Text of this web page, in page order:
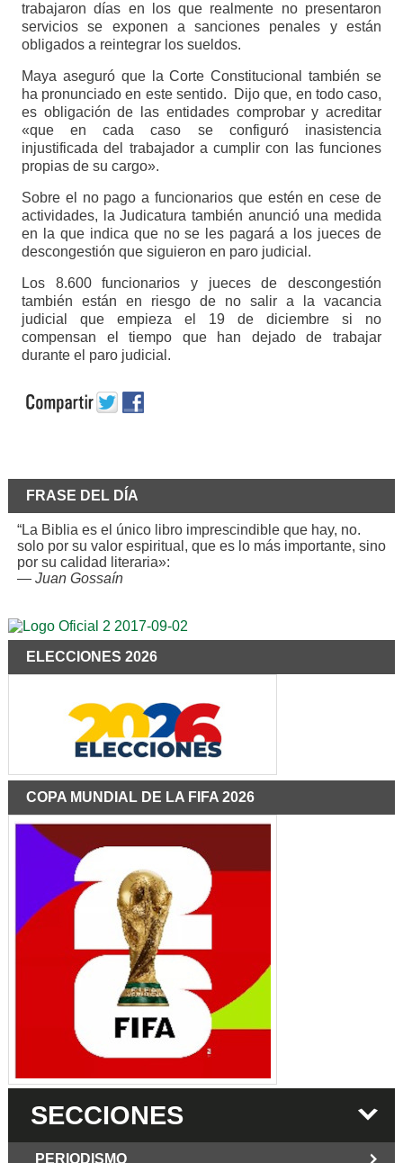
trabajaron días en los que realmente no presentaron
servicios se exponen a sanciones penales y están
obligados a reintegrar los sueldos.
Maya aseguró que la Corte Constitucional también se
ha pronunciado en este sentido. Dijo que, en todo caso,
es obligación de las entidades comprobar y acreditar
«que en cada caso se configuró inasistencia
injustificada del trabajador a cumplir con las funciones
propias de su cargo».
Sobre el no pago a funcionarios que estén en cese de
actividades, la Judicatura también anunció una medida
en la que indica que no se les pagará a los jueces de
descongestión que siguieron en paro judicial.
Los 8.600 funcionarios y jueces de descongestión
también están en riesgo de no salir a la vacancia
judicial que empieza el 19 de diciembre si no
compensan el tiempo que han dejado de trabajar
durante el paro judicial.
FRASE DEL DÍA
“La Biblia es el único libro imprescindible que hay, no.
solo por su valor espiritual, que es lo más importante, sino
por su calidad literaria»:
— Juan Gossaín
ELECCIONES 2026
COPA MUNDIAL DE LA FIFA 2026
SECCIONES
PERIODISMO